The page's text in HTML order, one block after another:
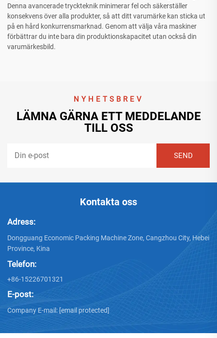
Denna avancerade tryckteknik minimerar fel och säkerställer
konsekvens över alla produkter, så att ditt varumärke kan sticka ut
på en hård konkurrensmarknad. Genom att välja våra maskiner
förbättrar du inte bara din produktionskapacitet utan också din
varumärkesbild.
NYHETSBREV
LÄMNA GÄRNA ETT MEDDELANDE
TILL OSS
Kontakta oss
Adress:
Dongguang Economic Packing Machine Zone, Cangzhou City, Hebei
Province, Kina
Telefon:
+86-15226701321
E-post:
Company E-mail: [email protected]